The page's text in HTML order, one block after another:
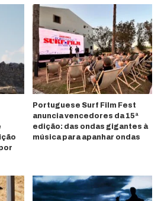
Portuguese Surf Film Fest
anuncia vencedores da 15ª
edição: das ondas gigantes à
música para apanhar ondas